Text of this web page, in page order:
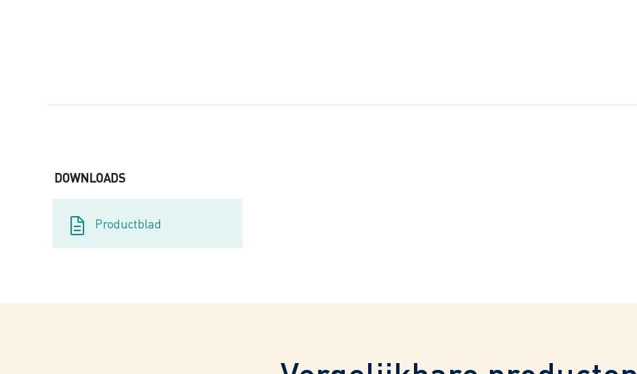
DOWNLOADS
Productblad